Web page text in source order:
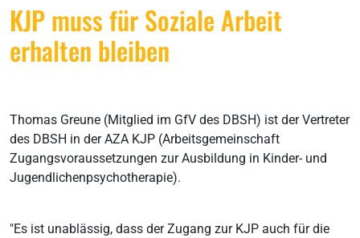
KJP muss für Soziale Arbeit
erhalten bleiben
Thomas Greune (Mitglied im GfV des DBSH) ist der Vertreter
des DBSH in der AZA KJP (Arbeitsgemeinschaft
Zugangsvoraussetzungen zur Ausbildung in Kinder- und
Jugendlichenpsychotherapie).
"Es ist unablässig, dass der Zugang zur KJP auch für die